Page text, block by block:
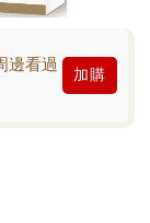
邊看過
加購